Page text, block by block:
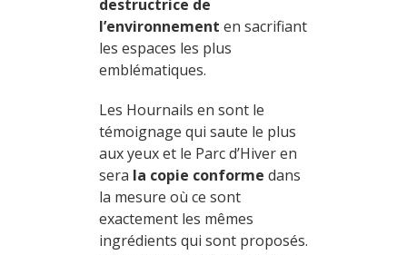
destructrice de
l’environnement en sacrifiant
les espaces les plus
emblématiques.
Les Hournails en sont le
témoignage qui saute le plus
aux yeux et le Parc d’Hiver en
sera la copie conforme dans
la mesure où ce sont
exactement les mêmes
ingrédients qui sont proposés.